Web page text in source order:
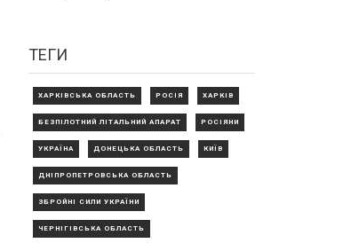
ТЕГИ
ХАРКІВСЬКА ОБЛАСТЬ РОСІЯ ХАРКІВ
БЕЗПІЛОТНИЙ ЛІТАЛЬНИЙ АПАРАТ РОСІЯНИ
УКРАЇНА ДОНЕЦЬКА ОБЛАСТЬ КИЇВ
ДНІПРОПЕТРОВСЬКА ОБЛАСТЬ
ЗБРОЙНІ СИЛИ УКРАЇНИ
ЧЕРНІГІВСЬКА ОБЛАСТЬ